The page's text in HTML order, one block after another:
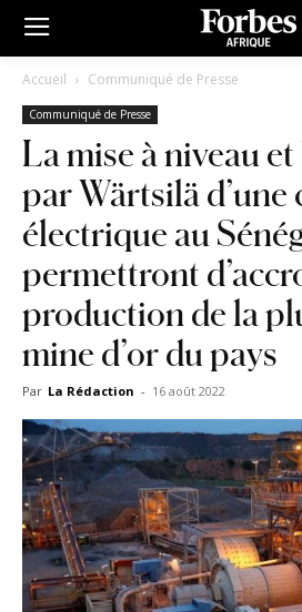
Accueil Communiqué de Presse
Communiqué de Presse
La mise à niveau et
par Wärtsilä d’une
électrique au
permettront
production de la
mine d’or du pays
Par La Rédaction - 16 août 2022